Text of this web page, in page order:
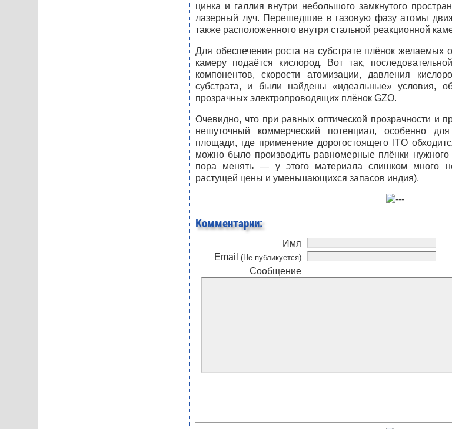
цинка и галлия внутри небольшого замкнутого
лазерный луч. Перешедшие в газовую фазу атомы
также расположенного внутри стальной реакционной
Для обеспечения роста на субстрате плёнок желаемых
камеру подаётся кислород. Вот так,
компонентов, скорости атомизации, давления
субстрата, и были найдены «идеальные» условия,
прозрачных электропроводящих плёнок GZO.
Очевидно, что при равных оптической прозрачности и
нешуточный коммерческий потенциал, особенно
площади, где применение дорогостоящего
ITO
можно было производить равномерные плёнки
пора менять — у этого материала слишком много
растущей цены и уменьшающихся запасов индия).
Комментарии:
Имя
Email (Не публикуется)
Сообщение